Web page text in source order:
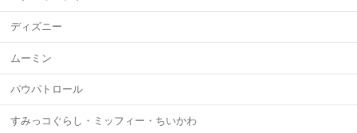
ディズニー
ムーミン
パウパトロール
すみっコぐらし・ミッフィー・ちいかわ